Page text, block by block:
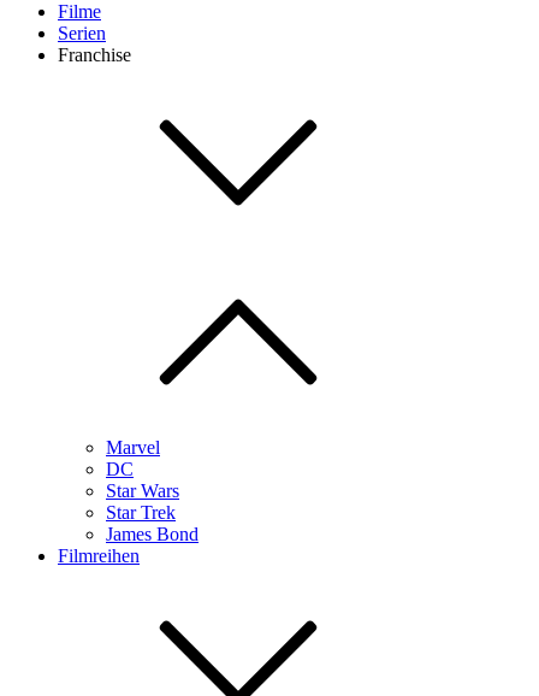
Filme
Serien
Franchise
Marvel
DC
Star Wars
Star Trek
James Bond
Filmreihen